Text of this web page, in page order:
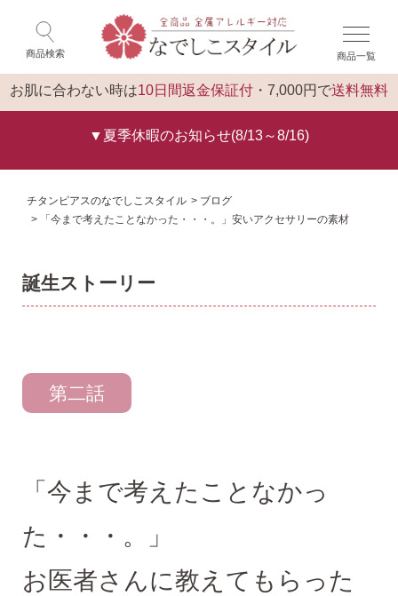
商品検索 商品一覧
お肌に合わない時は10日間返金保証付 ・7,000円で送料無料
▼夏季休暇のお知らせ(8/13～8/16)
閉じる
気になるキーワードで探す
#新商品
#アイスカラー #バックキャッチ
チタンピアスのなでしこスタイル
ブログ
「今まで考えたことなかった・・・。」安いアクセサリーの素材
誕生ストーリー
第二話
「今まで考えたことなかっ
た・・・。」
お医者さんに教えてもらった